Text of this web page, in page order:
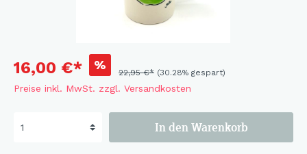
16,00 €* %
22,95 €* (30.28% gespart)
Preise inkl. MwSt. zzgl. Versandkosten
In den Warenkorb